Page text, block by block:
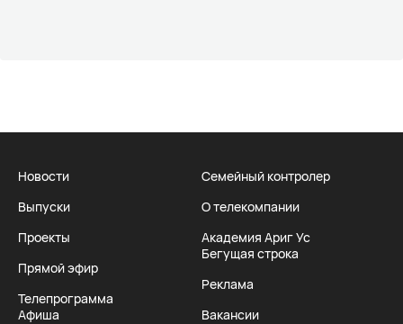
Новости
Выпуски
Проекты
Прямой эфир
Телепрограмма
Афиша
Семейный контролер
О телекомпании
Академия Ариг Ус
Бегущая строка
Реклама
Вакансии